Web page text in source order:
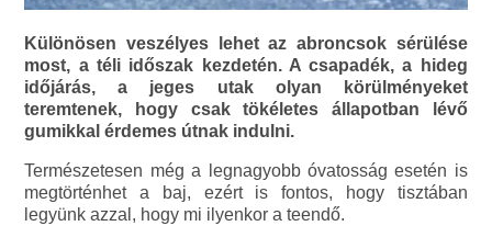
Különösen veszélyes lehet az abroncsok sérülése
most, a téli időszak kezdetén. A csapadék, a hideg
időjárás, a jeges utak olyan körülményeket
teremtenek, hogy csak tökéletes állapotban lévő
gumikkal érdemes útnak indulni.
Természetesen még a legnagyobb óvatosság esetén is
megtörténhet a baj, ezért is fontos, hogy tisztában
legyünk azzal, hogy mi ilyenkor a teendő.